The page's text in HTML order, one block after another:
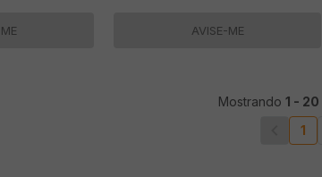
AVISE-ME
Mostrando 1 - 20
1